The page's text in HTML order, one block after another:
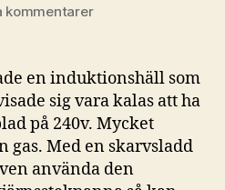
kommentarertill
rekommenderad
extrautrustning
en induktionshäll som
sig vara kalas att ha
på 240v. Mycket
gas. Med en skarvsladd
använda den